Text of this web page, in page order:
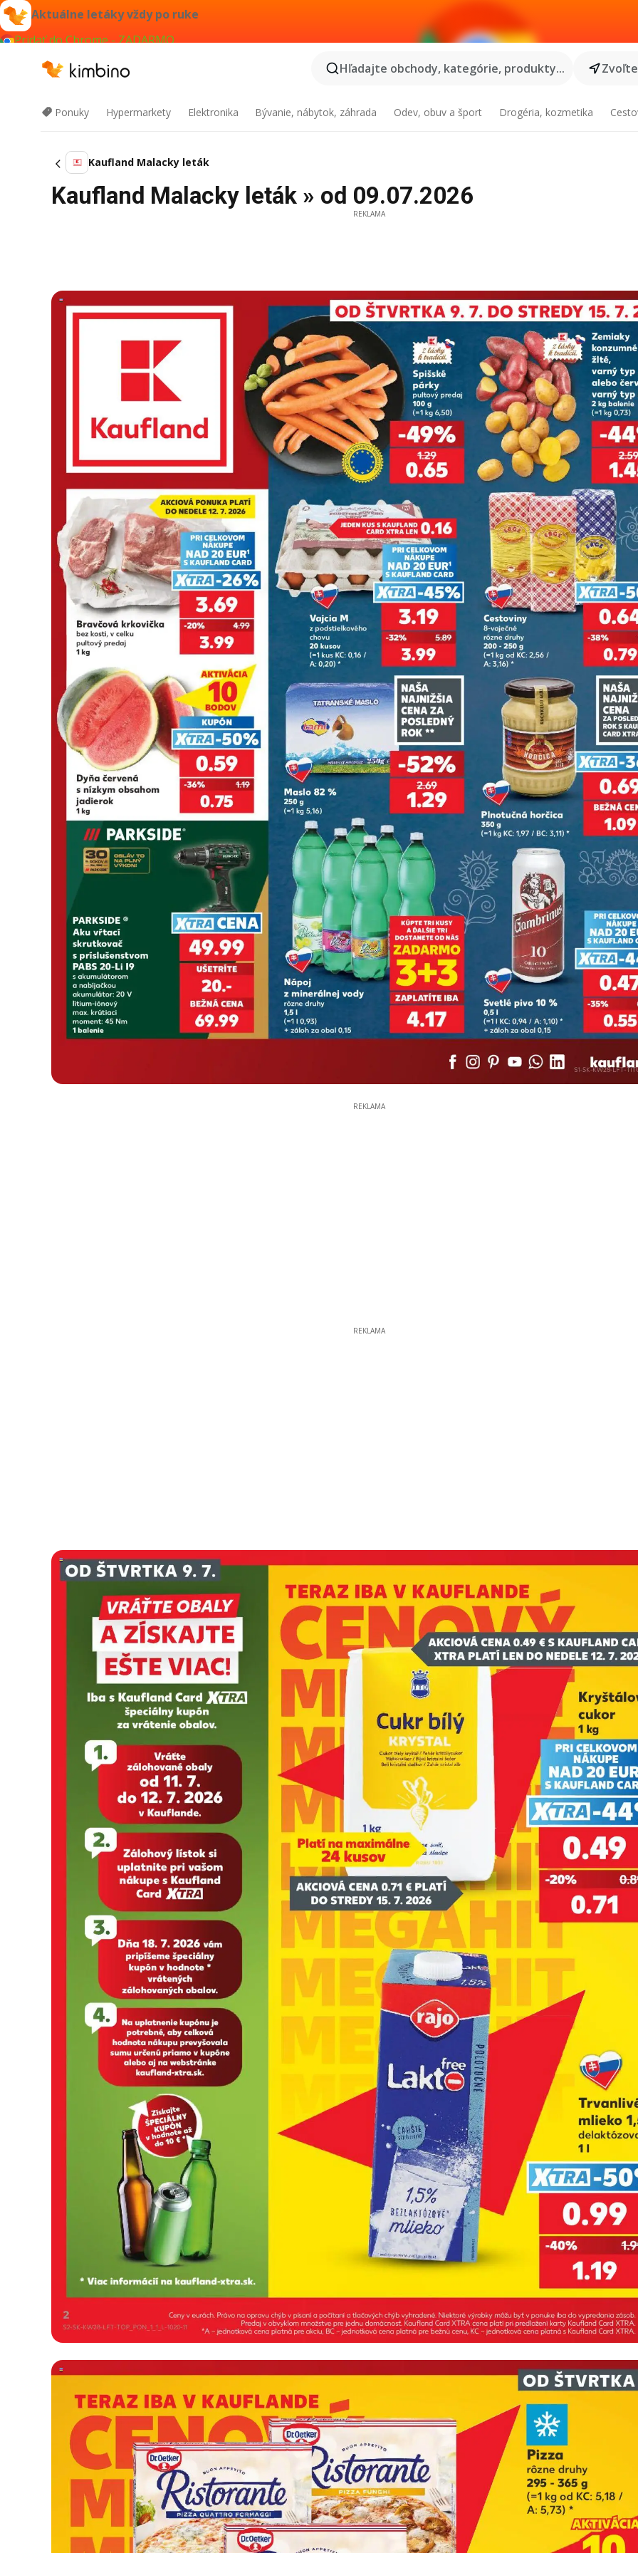
Aktuálne letáky vždy po ruke
Pridať do Chrome - ZADARMO
Hľadajte obchody, kategórie, produkty...
Ponuky Hypermarkety Elektronika Bývanie, nábytok, záhrada Odev, obuv a šport Drogéria, kozmetika
Kaufland Malacky leták
Kaufland Malacky leták » od 09.07.2026
REKLAMA
REKLAMA
REKLAMA